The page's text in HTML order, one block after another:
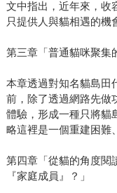
文中指出，近年來，收
只提供人與貓相遇的機
第三章「普通貓咪聚集
本章透過對知名貓島田
前，除了透過網路先做
體驗，形成一種只將貓
略這裡是一個重建困難
第四章「從貓的角度
『家庭成員』？」